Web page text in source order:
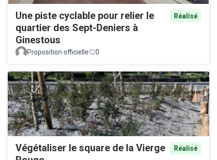
Une piste cyclable pour relier le
quartier des Sept-Deniers à
Ginestous
Réalisé
Proposition officielle 0
Végétaliser le square de la Vierge
Réalisé